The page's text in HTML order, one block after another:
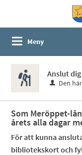
Meny
Anslut
Den
Som Meröppet-
årets alla dagar
För att kunna
bibliotekskort och